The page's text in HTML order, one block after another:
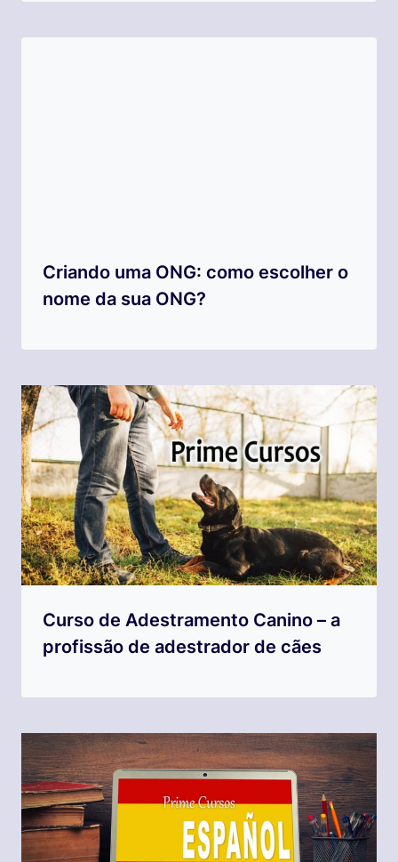
Criando uma ONG: como escolher o
nome da sua ONG?
Curso de Adestramento Canino – a
profissão de adestrador de cães